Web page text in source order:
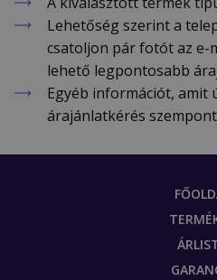
Lehetőség szerint a
csatoljon pár fotót az e-
lehető legpontosabb
Egyéb információt, amit
árajánlatkérés